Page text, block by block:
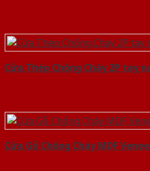
Cửa Thép Chống Cháy 2P tay
Cửa Gỗ Chống Cháy MDF